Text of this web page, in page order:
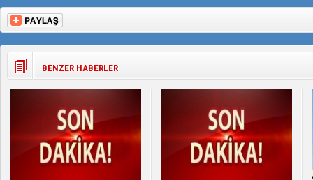
BENZER HABERLER